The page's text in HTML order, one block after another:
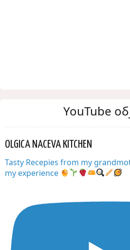
YouTube
OLGICA NACEVA KITCHEN
Tasty Recepies from my
my experience